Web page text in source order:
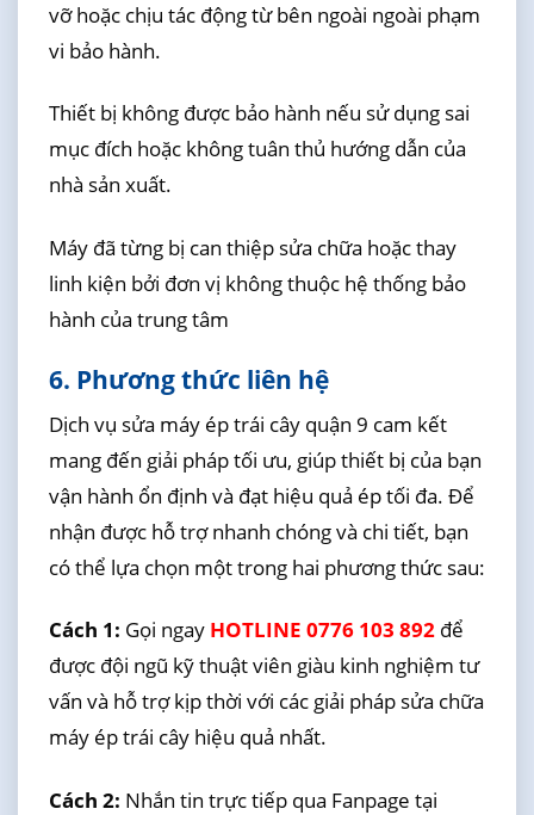
vỡ hoặc chịu tác động từ bên ngoài ngoài phạm
vi bảo hành.
Thiết bị không được bảo hành nếu sử dụng sai
mục đích hoặc không tuân thủ hướng dẫn của
nhà sản xuất.
Máy đã từng bị can thiệp sửa chữa hoặc thay
linh kiện bởi đơn vị không thuộc hệ thống bảo
hành của trung tâm
6. Phương thức liên hệ
Dịch vụ sửa máy ép trái cây quận 9 cam kết
mang đến giải pháp tối ưu, giúp thiết bị của bạn
vận hành ổn định và đạt hiệu quả ép tối đa. Để
nhận được hỗ trợ nhanh chóng và chi tiết, bạn
có thể lựa chọn một trong hai phương thức sau:
Cách 1: Gọi ngay HOTLINE 0776 103 892để
được đội ngũ kỹ thuật viên giàu kinh nghiệm tư
vấn và hỗ trợ kịp thời với các giải pháp sửa chữa
máy ép trái cây hiệu quả nhất.
Cách 2: Nhắn tin trực tiếp qua Fanpage tại